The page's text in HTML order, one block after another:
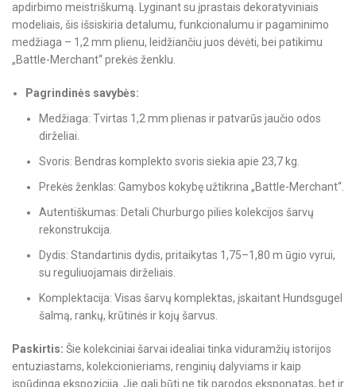
apdirbimo meistriškumą. Lyginant su įprastais dekoratyviniais
modeliais, šis išsiskiria detalumu, funkcionalumu ir pagaminimo
medžiaga – 1,2 mm plienu, leidžiančiu juos dėvėti, bei patikimu
„Battle-Merchant“ prekės ženklu.
Pagrindinės savybės:
Medžiaga: Tvirtas 1,2 mm plienas ir patvarūs jaučio odos
dirželiai.
Svoris: Bendras komplekto svoris siekia apie 23,7 kg.
Prekės ženklas: Gamybos kokybę užtikrina „Battle-Merchant“.
Autentiškumas: Detali Churburgo pilies kolekcijos šarvų
rekonstrukcija.
Dydis: Standartinis dydis, pritaikytas 1,75–1,80 m ūgio vyrui,
su reguliuojamais dirželiais.
Komplektacija: Visas šarvų komplektas, įskaitant Hundsgugel
šalmą, rankų, krūtinės ir kojų šarvus.
Paskirtis: Šie kolekciniai šarvai idealiai tinka viduramžių istorijos
entuziastams, kolekcionieriams, renginių dalyviams ir kaip
įspūdinga ekspozicija. Jie gali būti ne tik parodos eksponatas, bet ir